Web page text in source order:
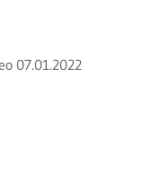
07.01.2022